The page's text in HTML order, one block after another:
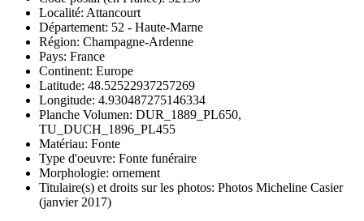
Localité: Attancourt
Département: 52 - Haute-Marne
Région: Champagne-Ardenne
Pays: France
Continent: Europe
Latitude: 48.52522937257269
Longitude: 4.930487275146334
Planche Volumen: DUR_1889_PL650,
TU_DUCH_1896_PL455
Matériau: Fonte
Type d'oeuvre: Fonte funéraire
Morphologie: ornement
Titulaire(s) et droits sur les photos: Photos Micheline Casier
(janvier 2017)